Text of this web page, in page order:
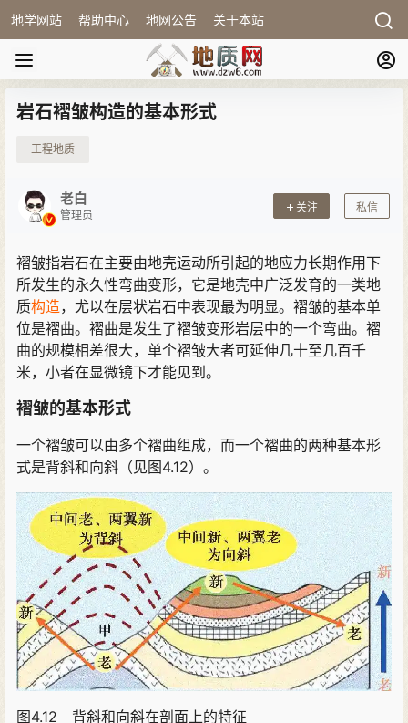
地学网站 帮助中心 地网公告 关于本站
岩石褶皱构造的基本形式
工程地质
老白
管理员
关注 私信
褶皱指岩石在主要由地壳运动所引起的地应力长期作用下
所发生的永久性弯曲变形，它是地壳中广泛发育的一类地
质构造，尤以在层状岩石中表现最为明显。褶皱的基本单
位是褶曲。褶曲是发生了褶皱变形岩层中的一个弯曲。褶
曲的规模相差很大，单个褶皱大者可延伸几十至几百千
米，小者在显微镜下才能见到。
褶皱的基本形式
一个褶皱可以由多个褶曲组成，而一个褶曲的两种基本形
式是背斜和向斜（见图4.12）。
图4.12 背斜和向斜在剖面上的特征